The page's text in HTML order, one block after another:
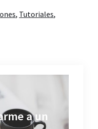
, Tutoriales,
a un